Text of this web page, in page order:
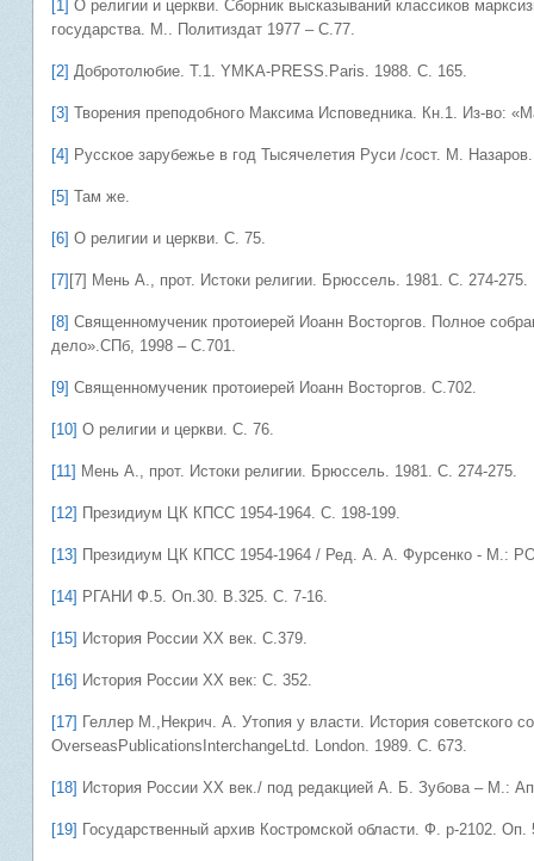
[1] О религии и церкви. Сборник высказываний классиков
государства. М.. Политиздат 1977 – С.77.
[2] Добротолюбие. Т.1. YMKA-PRESS.Paris. 1988. C. 165.
[3] Творения преподобного Максима Исповедника. Кн.1. Из-во:
[4] Русское зарубежье в год Тысячелетия Руси /сост. М.
[5] Там же.
[6] О религии и церкви. С. 75.
[7] [7] Мень А., прот. Истоки религии. Брюссель. 1981. С. 274-275.
[8] Священномученик протоиерей Иоанн Восторгов. Полное
дело».СПб, 1998 – С.701.
[9] Священномученик протоиерей Иоанн Восторгов. С.702.
[10] О религии и церкви. С. 76.
[11] Мень А., прот. Истоки религии. Брюссель. 1981. С. 274-275.
[12] Президиум ЦК КПСС 1954-1964. С. 198-199.
[13] Президиум ЦК КПСС 1954-1964 / Ред. А. А. Фурсенко - М.:
[14] РГАНИ Ф.5. Оп.30. В.325. С. 7-16.
[15] История России ХХ век. С.379.
[16] История России ХХ век: С. 352.
[17] Геллер М.,Некрич. А. Утопия у власти. История советского
OverseasPublicationsInterchangeLtd. London. 1989. С. 673.
[18] История России ХХ век./ под редакцией А. Б. Зубова – М.:
[19] Государственный архив Костромской области. Ф. р-2102.